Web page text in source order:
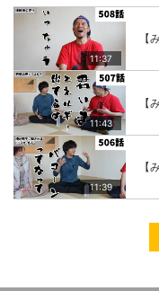
11:37
11:43
11:39